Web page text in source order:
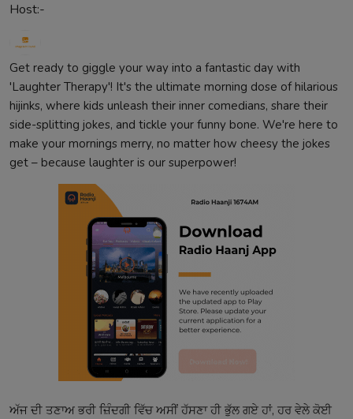
Host:-
Get ready to giggle your way into a fantastic day with
'Laughter Therapy'! It's the ultimate morning dose of hilarious
hijinks, where kids unleash their inner comedians, share their
side-splitting jokes, and tickle your funny bone. We're here to
make your mornings merry, no matter how cheesy the jokes
get – because laughter is our superpower!
ਅੱਜ ਦੀ ਤਣਾਅ ਭਰੀ ਜ਼ਿੰਦਗੀ ਵਿੱਚ ਅਸੀਂ ਹੱਸਣਾ ਹੀ ਭੁੱਲ ਗਏ ਹਾਂ, ਹਰ ਵੇਲੇ ਕੋਈ